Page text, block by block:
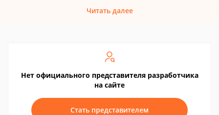
Читать далее
Нет официального представителя разработчика
на сайте
Стать представителем